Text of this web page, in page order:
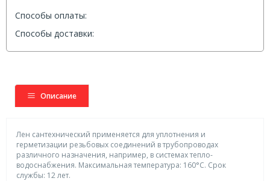
Способы оплаты:
Способы доставки:
Описание
Лен сантехнический применяется для уплотнения и
герметизации резьбовых соединений в трубопроводах
различного назначения, например, в системах тепло-
водоснабжения. Максимальная температура: 160°С. Срок
службы: 12 лет.